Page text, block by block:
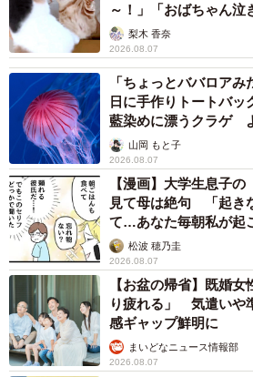
～！」「おばちゃん泣
梨木 香奈
2026.08.07
「ちょっとババロア
日に手作りトートバ
藍染めに漂うクラゲ
ごい」山岡 もと子
2026.08.07
【漫画】大学生息子
見て母は絶句 「起き
て…あなた毎朝私が起
松波 穂乃圭
2026.08.07
【お盆の帰省】既婚
り疲れる」 気遣いや
感ギャップ鮮明に
まいどなニュース情報部
2026.08.07